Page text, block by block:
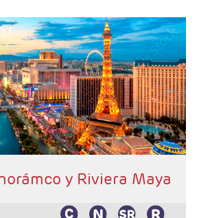
Fresno - Yosemite - San Francisco -
- Santa Bárbara - Los Angeles -
3*- 4*
y desayuno en circuito
y Riviera Maya